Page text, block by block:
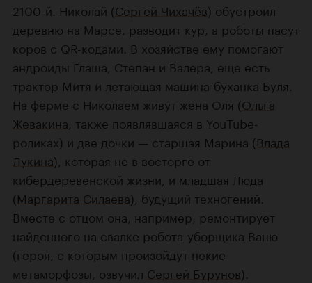
2100-й. Николай (Сергей Чихачёв) обустроил
деревню на Марсе, разводит кур, а роботы пасут
коров с QR-кодами. В хозяйстве ему помогают
андроиды Глаша, Степан и Валера, еще есть
трактор Митя и летающая машина-буханка Буля.
На ферме с Николаем живут жена Оля (Ольга
Жевакина, также появлявшаяся в YouTube-
роликах) и две дочки — старшая Марина (Влада
Лукина), которая не в восторге от
кибердеревенской жизни, и младшая Люда
(Маргарита Силаева), будущий техногений.
Вместе с отцом она, например, ремонтирует
найденного на свалке робота-уборщика Ваню
(героя, с которым произойдут некие
метаморфозы, озвучил Сергей Бурунов).